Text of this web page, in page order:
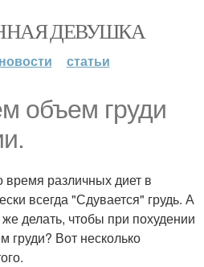
ДЕВУШКА
новости статьи
объем груди
различных диет в
всегда "Сдувается" грудь. А
делать, чтобы при похудении
груди? Вот несколько